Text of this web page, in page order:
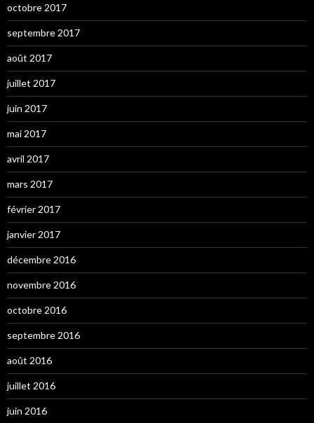
octobre 2017
septembre 2017
août 2017
juillet 2017
juin 2017
mai 2017
avril 2017
mars 2017
février 2017
janvier 2017
décembre 2016
novembre 2016
octobre 2016
septembre 2016
août 2016
juillet 2016
juin 2016